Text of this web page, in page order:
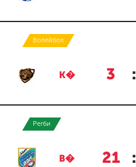
Волейбол
К� 3 :
Регби
В� 21 :